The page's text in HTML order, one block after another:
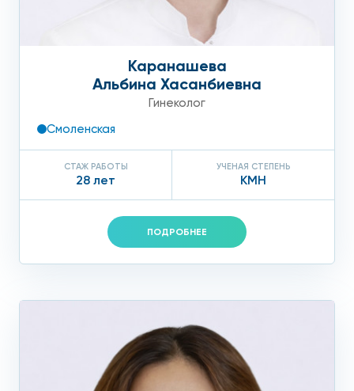
Каранашева
Альбина Хасанбиевна
Гинеколог
Смоленская
СТАЖ РАБОТЫ
28 лет
УЧЕНАЯ СТЕПЕНЬ
КМН
ПОДРОБНЕЕ